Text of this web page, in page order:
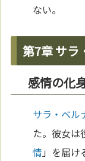
ない。
第7章 サラ
感情の化
サラ・ベル
た。彼女は
情 」を届